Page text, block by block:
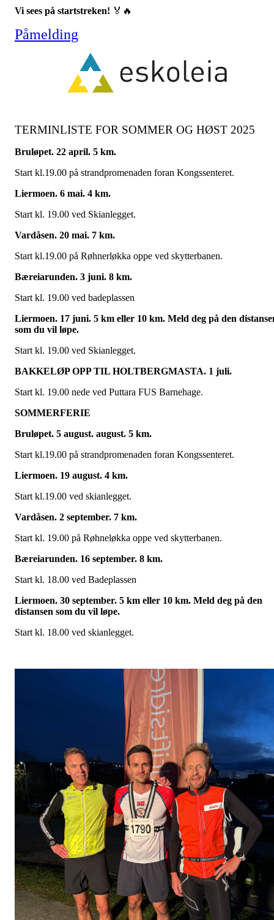
Vi sees på startstreken! 🏅🔥
Påmelding
TERMINLISTE FOR SOMMER OG HØST 2025
Bruløpet. 22 april. 5 km.
Start kl.19.00 på strandpromenaden foran Kongssenteret.
Liermoen. 6 mai. 4 km.
Start kl. 19.00 ved Skianlegget.
Vardåsen. 20 mai. 7 km.
Start kl.19.00 på Røhnerløkka oppe ved skytterbanen.
Bæreiarunden. 3 juni. 8 km.
Start kl. 19.00 ved badeplassen
Liermoen. 17 juni. 5 km eller 10 km. Meld deg på den
som du vil løpe.
Start kl. 19.00 ved Skianlegget.
BAKKELØP OPP TIL HOLTBERGMASTA. 1 juli.
Start kl. 19.00 nede ved Puttara FUS Barnehage.
SOMMERFERIE
Bruløpet. 5 august. august. 5 km.
Start kl.19.00 på strandpromenaden foran Kongssenteret.
Liermoen. 19 august. 4 km.
Start kl.19.00 ved skianlegget.
Vardåsen. 2 september. 7 km.
Start kl. 19.00 på Røhneløkka oppe ved skytterbanen.
Bæreiarunden. 16 september. 8 km.
Start kl. 18.00 ved Badeplassen
Liermoen. 30 september. 5 km eller 10 km. Meld deg på den
distansen som du vil løpe.
Start kl. 18.00 ved skianlegget.